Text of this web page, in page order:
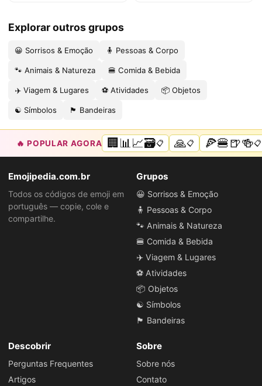
Explorar outros grupos
😀 Sorrisos & Emoção 🧍 Pessoas & Corpo
🐾 Animais & Natureza 🍔 Comida & Bebida
✈️ Viagem & Lugares ⚽ Atividades 📦 Objetos
☯️ Símbolos 🏴 Bandeiras
🔥 POPULAR AGORA 🏢📊📈🗃️📋 🙏📋 🍕🍔🍺🍻📋
Emojipedia.com.br
Todos os códigos de emoji em
português — copie, cole e
compartilhe.
Grupos
😀 Sorrisos & Emoção
🧍 Pessoas & Corpo
🐾 Animais & Natureza
🍔 Comida & Bebida
✈️ Viagem & Lugares
⚽ Atividades
📦 Objetos
☯️ Símbolos
🏴 Bandeiras
Descobrir
Perguntas Frequentes
Artigos
Sobre
Sobre nós
Contato